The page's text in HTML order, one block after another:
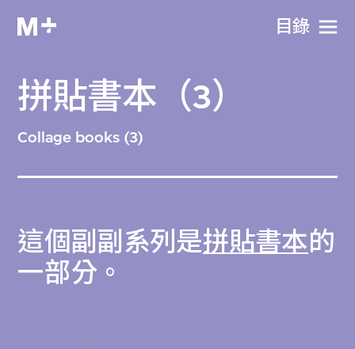
目​錄
拼貼書本（3）
Collage books (3)
這個副副系列是拼貼書本的
一部分。